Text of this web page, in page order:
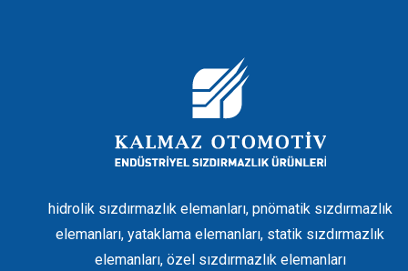
hidrolik sızdırmazlık elemanları, pnömatik sızdırmazlık
elemanları, yataklama elemanları, statik sızdırmazlık
elemanları, özel sızdırmazlık elemanları